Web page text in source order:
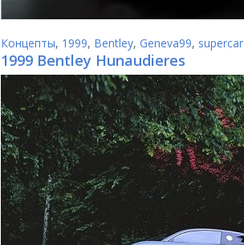
Концепты, 1999, Bentley, Geneva99, supercar
1999 Bentley Hunaudieres